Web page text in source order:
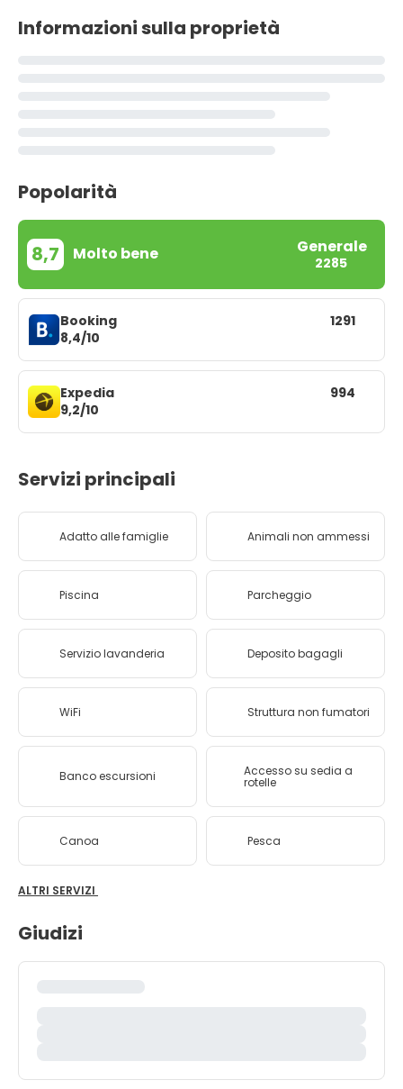
Informazioni sulla proprietà
Popolarità
8,7 Molto bene Generale
2285
Booking
8,4/10
1291
Expedia
9,2/10
994
Servizi principali
Adatto alle famiglie Animali non ammessi
Piscina Parcheggio
Servizio lavanderia Deposito bagagli
WiFi Struttura non fumatori
Banco escursioni Accesso su sedia a
rotelle
Canoa Pesca
ALTRI SERVIZI
Giudizi